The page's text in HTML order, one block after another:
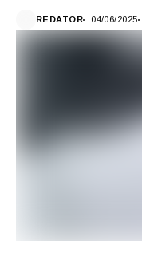
REDATOR 04/06/2025